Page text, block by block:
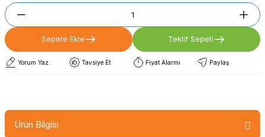
Sepete Ekle Teklif Sepeti
Yorum Yaz Tavsiye Et Fiyat Alarmı Paylaş
Ürün Bilgisi